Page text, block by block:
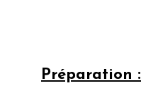
Préparation :